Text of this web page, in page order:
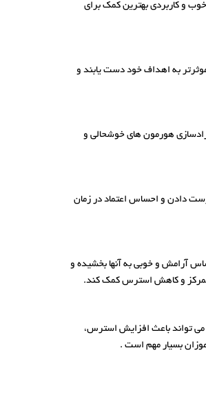
خوب و کاربردی بهترین کمک برای
به اهداف خود دست یابند و
هورمون‌ های خوشحالی و
دادن و احساس اعتماد در زمان
آرامش و خوبی به آنها بخشیده و
تمرکز و کاهش استرس کمک کند.
تواند باعث افزایش استرس،
بسیار مهم است .